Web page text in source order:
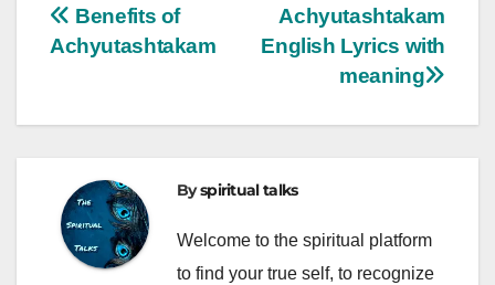
Post
navigation
Achyutashtakam
English Lyrics with
meaning
Benefits of
Achyutashtakam
Byspiritual talks
Welcome to the spiritual platform
to find your true self, to recognize